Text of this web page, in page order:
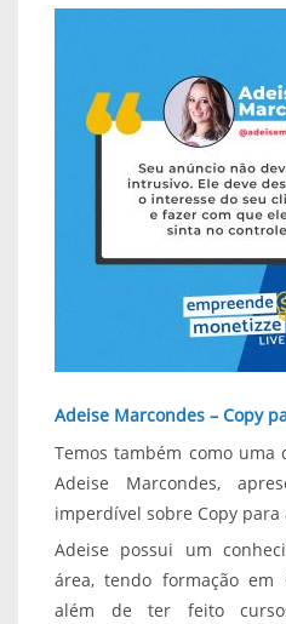
Adeise Marcondes – Copy
Temos também como uma
Adeise Marcondes,
imperdível sobre Copy para
Adeise possui um
área, tendo formação em
além de ter feito